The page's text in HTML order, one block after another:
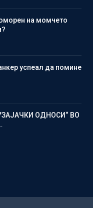
на момчето
успеал да помине
ОДНОСИ“ ВО